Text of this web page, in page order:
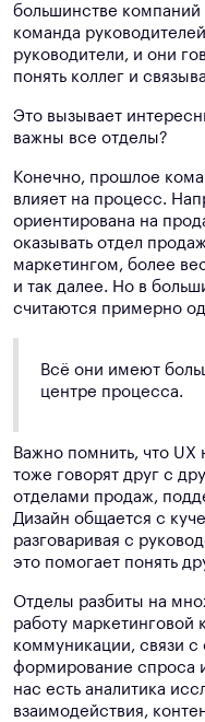
большинстве компаний
команда
руководители, и они
понять коллег и
Это вызывает
важны все отделы?
Конечно, прошлое
влияет на процесс.
ориентирована на
оказывать отдел
маркетингом, более
и так далее. Но в
считаются примерно
Всё они имеют
центре процесса.
Важно помнить, что
тоже говорят друг с
отделами продаж,
Дизайн общается с
разговаривая с
это помогает понять
Отделы разбиты на
работу маркетинговой
коммуникации, связи
формирование спроса
нас есть аналитика
взаимодействия,